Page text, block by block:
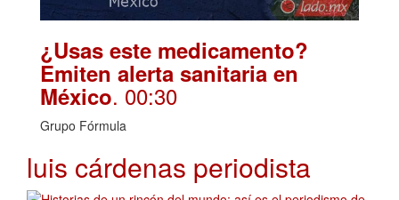
¿Usas este medicamento?
Emiten alerta sanitaria en
México. 00:30
Grupo Fórmula
luis cárdenas periodista